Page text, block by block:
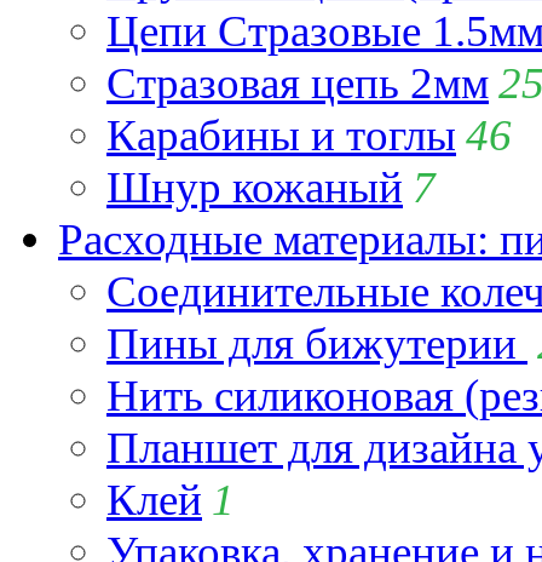
Цепи Стразовые
Стразовая цепь 2мм
Карабины и тоглы 46
Шнур кожаный 7
Расходные материалы:
Соединительные
Пины для бижутерии
Нить силиконовая
Планшет для
Клей 1
Упаковка, хранение и